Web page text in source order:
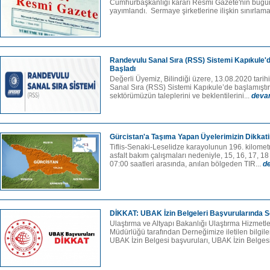
Cumhurbaşkanlığı kararı Resmi Gazete'nin
yayımlandı. Sermaye şirketlerine ilişkin
Randevulu Sanal Sıra (RSS) Sistemi
Başladı
Değerli Üyemiz, Bilindiği üzere, 13.08.2020
Sanal Sıra (RSS) Sistemi Kapıkule’de
sektörümüzün taleplerini ve beklentilerini...
Gürcistan'a Taşıma Yapan Üyelerimizin
Tiflis-Senaki-Leselidze karayolunun 196.
asfalt bakım çalışmaları nedeniyle, 15, 16, 17,
07:00 saatleri arasında, anılan bölgeden TIR...
DİKKAT: UBAK İzin Belgeleri Başvurularında
Ulaştırma ve Altyapı Bakanlığı Ulaştırma
Müdürlüğü tarafından Derneğimize iletilen
UBAK İzin Belgesi başvuruları, UBAK İzin